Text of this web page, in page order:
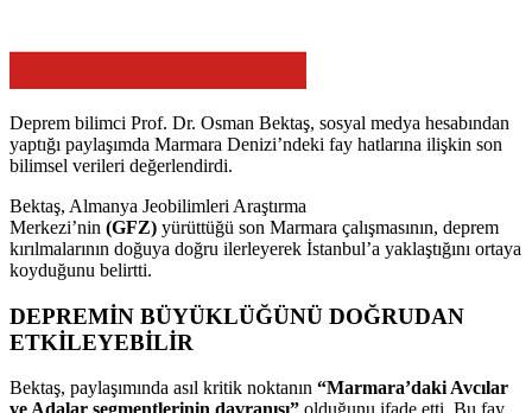
Deprem bilimci Prof. Dr. Osman Bektaş, sosyal medya hesabından
yaptığı paylaşımda Marmara Denizi’ndeki fay hatlarına ilişkin son
bilimsel verileri değerlendirdi.
Bektaş, Almanya Jeobilimleri Araştırma
Merkezi’nin (GFZ) yürüttüğü son Marmara çalışmasının, deprem
kırılmalarının doğuya doğru ilerleyerek İstanbul’a yaklaştığını ortaya
koyduğunu belirtti.
DEPREMİN BÜYÜKLÜĞÜNÜ DOĞRUDAN
ETKİLEYEBİLİR
Bektaş, paylaşımında asıl kritik noktanın “Marmara’daki Avcılar